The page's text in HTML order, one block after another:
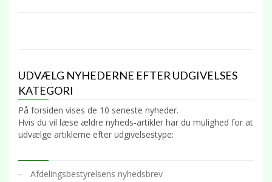
UDVÆLG NYHEDERNE EFTER UDGIVELSES
KATEGORI
På forsiden vises de 10 seneste nyheder.
Hvis du vil læse ældre nyheds-artikler har du mulighed for at
udvælge artiklerne efter udgivelsestype:
Afdelingsbestyrelsens nyhedsbrev